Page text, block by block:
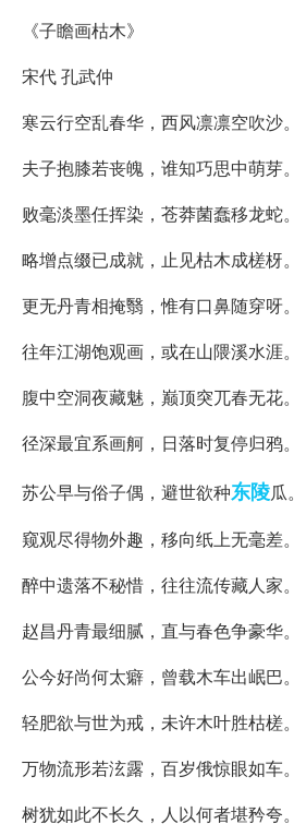
《子瞻画枯木》
宋代 孔武仲
寒云行空乱春华，西风凛凛空吹沙。
夫子抱膝若丧魄，谁知巧思中萌芽。
败毫淡墨任挥染，苍莽菌蠢移龙蛇。
略增点缀已成就，止见枯木成槎枒。
更无丹青相掩翳，惟有口鼻随穿呀。
往年江湖饱观画，或在山隈溪水涯。
腹中空洞夜藏魅，巅顶突兀春无花。
径深最宜系画舸，日落时复停归鸦。
苏公早与俗子偶，避世欲种东陵瓜。
窥观尽得物外趣，移向纸上无毫差。
醉中遗落不秘惜，往往流传藏人家。
赵昌丹青最细腻，直与春色争豪华。
公今好尚何太癖，曾载木车出岷巴。
轻肥欲与世为戒，未许木叶胜枯槎。
万物流形若泫露，百岁俄惊眼如车。
树犹如此不长久，人以何者堪矜夸。